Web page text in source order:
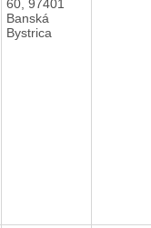
60, 97401
Banská
Bystrica